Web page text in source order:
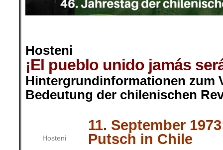
Hosteni
¡El pueblo unido jamás
Hintergrundinformationen zum
Bedeutung der chilenischen
Hosteni
11. September
Putsch in Chile